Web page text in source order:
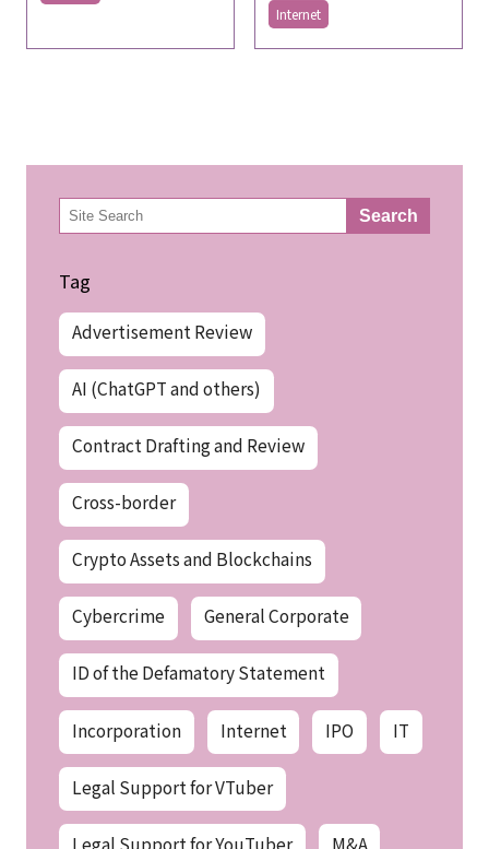
Internet
検
索 Search
Tag
Advertisement Review
AI (ChatGPT and others)
Contract Drafting and Review
Cross-border
Crypto Assets and Blockchains
Cybercrime General Corporate
ID of the Defamatory Statement
Incorporation Internet IPO IT
Legal Support for VTuber
Legal Support for YouTuber M&A